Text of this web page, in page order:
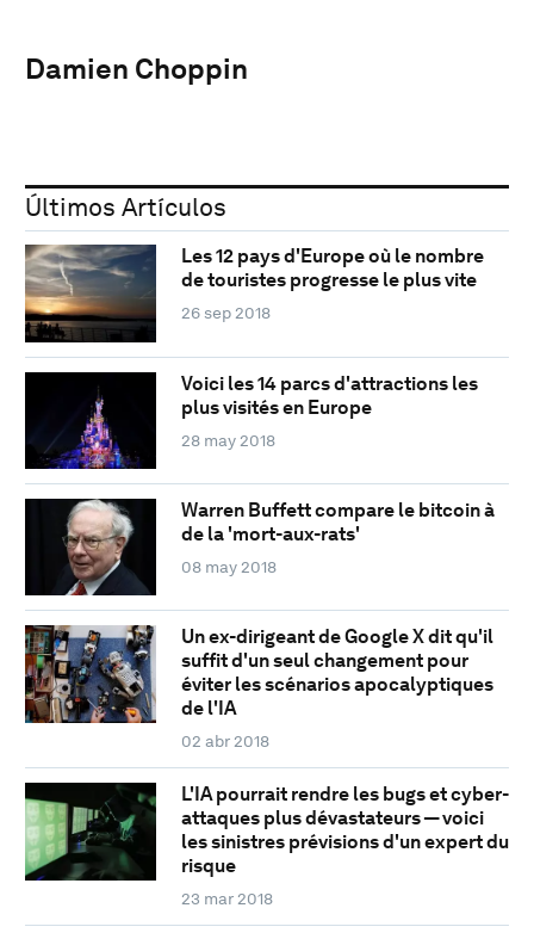
Damien Choppin
Últimos Artículos
Les 12 pays d'Europe où le nombre
de touristes progresse le plus vite
26 sep 2018
Voici les 14 parcs d'attractions les
plus visités en Europe
28 may 2018
Warren Buffett compare le bitcoin à
de la 'mort-aux-rats'
08 may 2018
Un ex-dirigeant de Google X dit qu'il
suffit d'un seul changement pour
éviter les scénarios apocalyptiques
de l'IA
02 abr 2018
L'IA pourrait rendre les bugs et cyber-
attaques plus dévastateurs — voici
les sinistres prévisions d'un expert du
risque
23 mar 2018